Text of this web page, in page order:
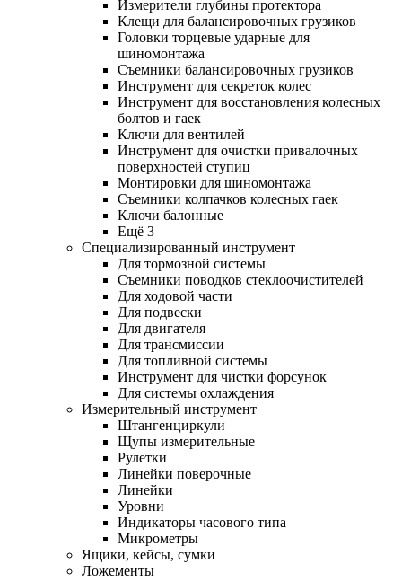
Измерители глубины протектора
Клещи для балансировочных грузиков
Головки торцевые ударные для
шиномонтажа
Съемники балансировочных грузиков
Инструмент для секреток колес
Инструмент для восстановления колесных
болтов и гаек
Ключи для вентилей
Инструмент для очистки привалочных
поверхностей ступиц
Монтировки для шиномонтажа
Съемники колпачков колесных гаек
Ключи балонные
Ещё 3
Специализированный инструмент
Для тормозной системы
Съемники поводков стеклоочистителей
Для ходовой части
Для подвески
Для двигателя
Для трансмиссии
Для топливной системы
Инструмент для чистки форсунок
Для системы охлаждения
Измерительный инструмент
Штангенциркули
Щупы измерительные
Рулетки
Линейки поверочные
Линейки
Уровни
Индикаторы часового типа
Микрометры
Ящики, кейсы, сумки
Ложементы